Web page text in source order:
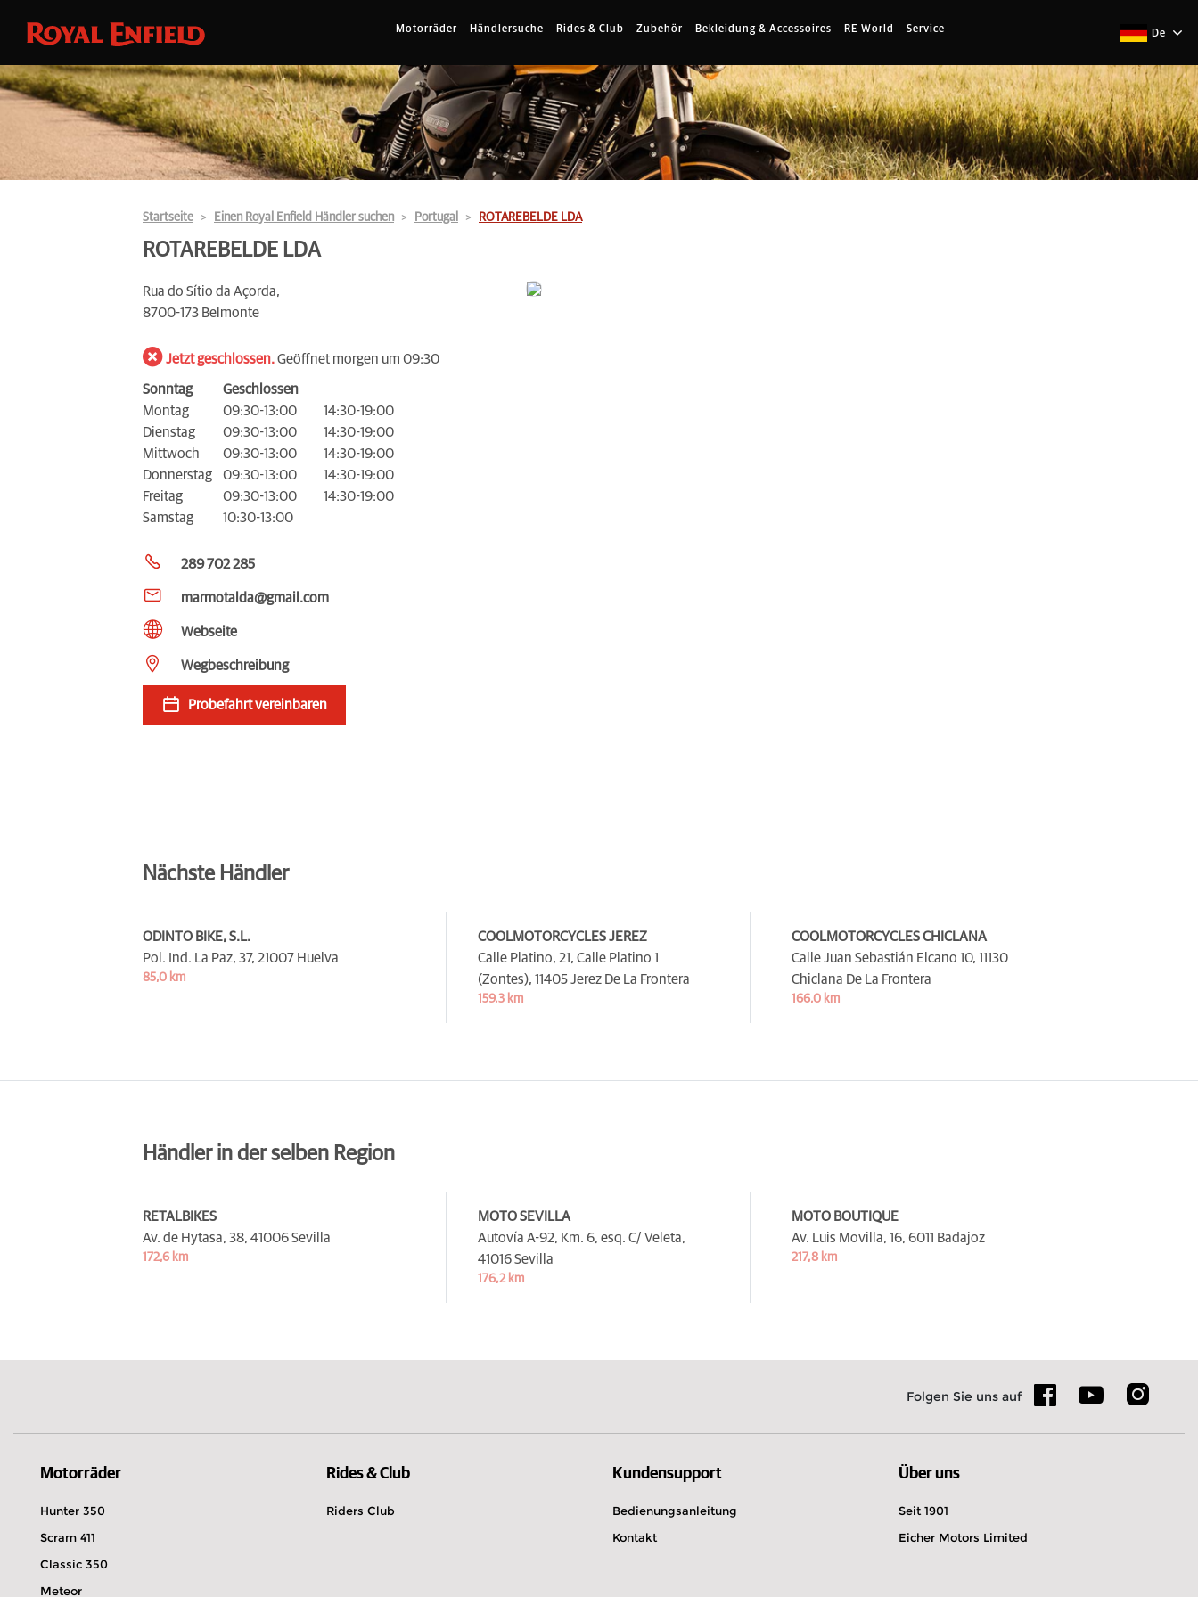
Motorräder Händlersuche Rides & Club Zubehör Bekleidung & Accessoires RE World Service De
Startseite Einen Royal Enfield Händler suchen Portugal ROTAREBELDE LDA
ROTAREBELDE LDA
Rua do Sítio da Açorda,
8700-173 Belmonte
Jetzt geschlossen.Geöffnet morgen um 09:30
Sonntag
Geschlossen
Montag
09:30-13:00
14:30-19:00
Dienstag
09:30-13:00
14:30-19:00
Mittwoch
09:30-13:00
14:30-19:00
Donnerstag
09:30-13:00
14:30-19:00
Freitag
09:30-13:00
14:30-19:00
Samstag
10:30-13:00
289 702 285
marmotalda@gmail.com
Webseite
Wegbeschreibung
Probefahrt vereinbaren
Nächste Händler
ODINTO BIKE, S.L.
Pol. Ind. La Paz, 37, 21007 Huelva
85,0 km
COOLMOTORCYCLES JEREZ
Calle Platino, 21, Calle Platino 1
(Zontes), 11405 Jerez De La Frontera
159,3 km
COOLMOTORCYCLES CHICLANA
Calle Juan Sebastián Elcano 10, 11130
Chiclana De La Frontera
166,0 km
Händler in der selben Region
RETALBIKES
Av. de Hytasa, 38, 41006 Sevilla
172,6 km
MOTO SEVILLA
Autovía A-92, Km. 6, esq. C/ Veleta,
41016 Sevilla
176,2 km
MOTO BOUTIQUE
Av. Luis Movilla, 16, 6011 Badajoz
217,8 km
Folgen Sie uns auf
Motorräder
Hunter 350
Scram 411
Classic 350
Meteor
Rides & Club
Riders Club
Kundensupport
Bedienungsanleitung
Kontakt
Über uns
Seit 1901
Eicher Motors Limited